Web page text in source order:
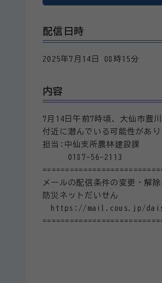
配信日時
2025年7月14日 08時15分
内容
7月14日午前7時頃、大仙市豊
付近に潜んでいる可能性があ
担当:中仙支所農林建設課
0187-56-2113
メールの配信条件の変更・解
防災ネットだいせん
https://mail.cous.jp/